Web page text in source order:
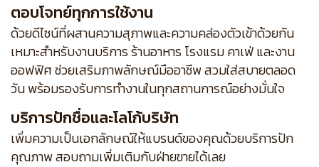
ตอบโจทย์ทุกการใช้งาน
ด้วยดีไซน์ที่ผสานความสุภาพและความคล่องตัวเข้าด้วยกัน
เหมาะสำหรับงานบริการ ร้านอาหาร โรงแรม คาเฟ่ และงาน
ออฟฟิศ ช่วยเสริมภาพลักษณ์มืออาชีพ สวมใส่สบายตลอด
วัน พร้อมรองรับการทำงานในทุกสถานการณ์อย่างมั่นใจ
บริการปักชื่อและโลโก้บริษัท
เพิ่มความเป็นเอกลักษณ์ให้แบรนด์ของคุณด้วยบริการปัก
คุณภาพ สอบถามเพิ่มเติมกับฝ่ายขายได้เลย